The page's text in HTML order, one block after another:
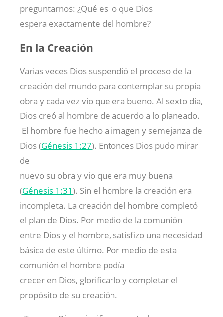
preguntarnos: ¿Qué es lo que Dios
espera exactamente del hombre?
En la Creación
Varias veces Dios suspendió el proceso de la
creación del mundo para contemplar su propia
obra y cada vez vio que era bueno. Al sexto día,
Dios creó al hombre de acuerdo a lo planeado.
El hombre fue hecho a imagen y semejanza de
Dios (Génesis 1:27). Entonces Dios pudo mirar
de
nuevo su obra y vio que era muy buena
(Génesis 1:31). Sin el hombre la creación era
incompleta. La creación del hombre completó
el plan de Dios. Por medio de la comunión
entre Dios y el hombre, satisfizo una necesidad
básica de este último. Por medio de esta
comunión el hombre podía
crecer en Dios, glorificarlo y completar el
propósito de su creación.